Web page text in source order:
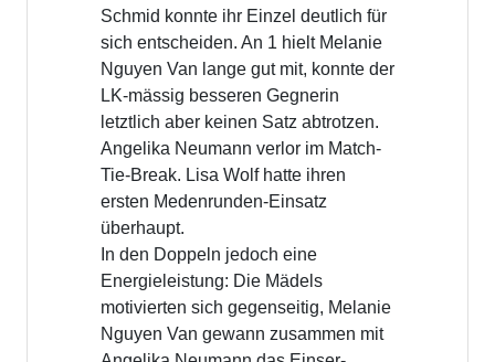
Schmid konnte ihr Einzel deutlich für
sich entscheiden. An 1 hielt Melanie
Nguyen Van lange gut mit, konnte der
LK-mässig besseren Gegnerin
letztlich aber keinen Satz abtrotzen.
Angelika Neumann verlor im Match-
Tie-Break. Lisa Wolf hatte ihren
ersten Medenrunden-Einsatz
überhaupt.
In den Doppeln jedoch eine
Energieleistung: Die Mädels
motivierten sich gegenseitig, Melanie
Nguyen Van gewann zusammen mit